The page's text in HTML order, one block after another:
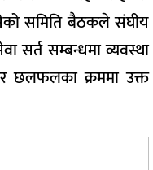
समिति बैठकले संघीय
सर्त सम्बन्धमा व्यवस्था
छलफलका क्रममा उक्त